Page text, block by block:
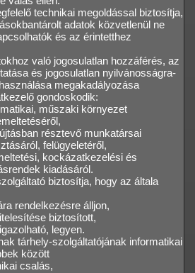
technikai megoldással biztosítja,
adatok közvetlenül ne
és az érintetthez
való jogosulatlan hozzáférés, az
és jogosulatlan nyilvánosságra-
megakadályozása
gondoskodik:
műszaki környezet
résztevő munkatársai
felügyeletéről,
kockázatkezelési és
kiadásáról.
biztosítja, hogy az általa
rendelkezésre álljon,
biztosított,
legyen.
tárhely-szolgáltatójának informatikai
között
csalás,